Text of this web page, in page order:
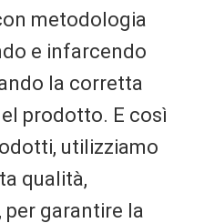
metodologia
e infarcendo
la corretta
prodotto. E così
utilizziamo
qualità,
garantire la